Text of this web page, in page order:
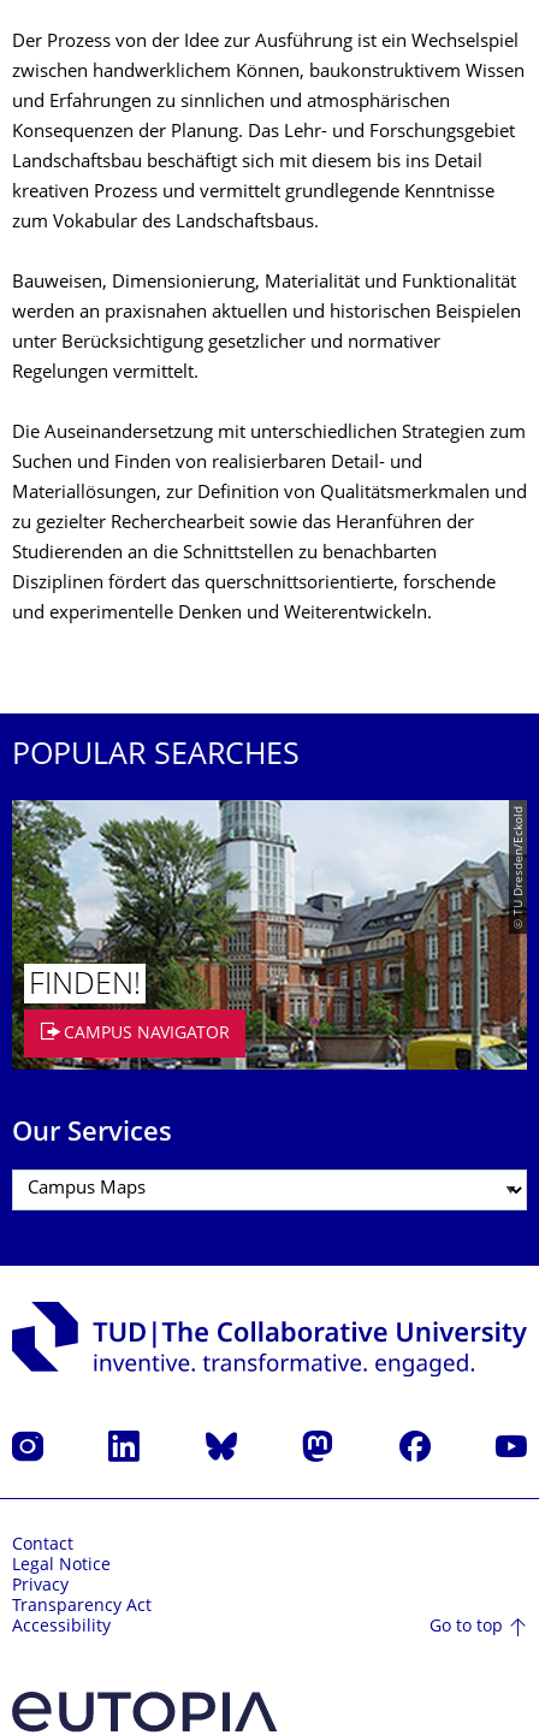
Der Prozess von der Idee zur Ausführung ist ein Wechselspiel
zwischen handwerklichem Können, baukonstruktivem Wissen
und Erfahrungen zu sinnlichen und atmosphärischen
Konsequenzen der Planung. Das Lehr- und Forschungsgebiet
Landschaftsbau beschäftigt sich mit diesem bis ins Detail
kreativen Prozess und vermittelt grundlegende Kenntnisse
zum Vokabular des Landschaftsbaus.
Bauweisen, Dimensionierung, Materialität und Funktionalität
werden an praxisnahen aktuellen und historischen Beispielen
unter Berücksichtigung gesetzlicher und normativer
Regelungen vermittelt.
Die Auseinandersetzung mit unterschiedlichen Strategien zum
Suchen und Finden von realisierbaren Detail- und
Materiallösungen, zur Definition von Qualitätsmerkmalen und
zu gezielter Recherchearbeit sowie das Heranführen der
Studierenden an die Schnittstellen zu benachbarten
Disziplinen fördert das querschnittsorientierte, forschende
und experimentelle Denken und Weiterentwickeln.
POPULAR SEARCHES
© TU Dresden/Eckold
FINDEN!
CAMPUS NAVIGATOR
Our Services
Instagram LinkedIn Bluesky Mastodon Facebook
Contact
Legal Notice
Privacy
Transparency Act
Accessibility
Go to top